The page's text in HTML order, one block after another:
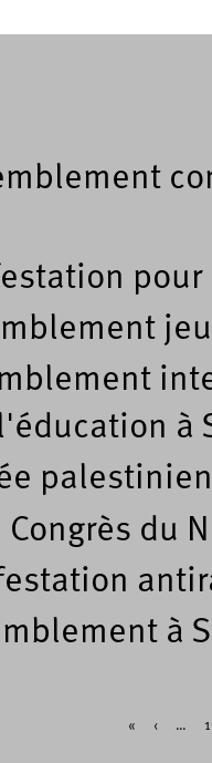
pour
à
du
à
« ‹ …